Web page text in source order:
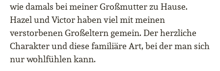
wie damals bei meiner Großmutter zu Hause.
Hazel und Victor haben viel mit meinen
verstorbenen Großeltern gemein. Der herzliche
Charakter und diese familiäre Art, bei der man sich
nur wohlfühlen kann.